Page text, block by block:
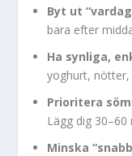
Byt ut
bara efter
Ha synliga,
yoghurt,
Prioritera
Lägg dig 30–60
Minska